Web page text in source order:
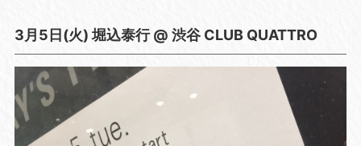
3月5日(火) 堀込泰行 @ 渋谷 CLUB QUATTRO